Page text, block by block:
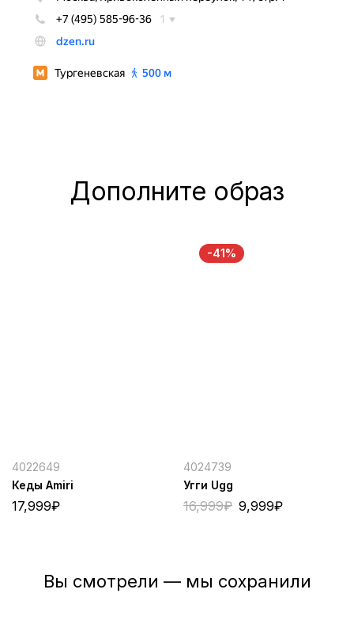
Дополните образ
4022649
Кеды Amiri
17,999₽
-41%
4024739
Угги Ugg
16,999₽ 9,999₽
Вы смотрели — мы сохранили